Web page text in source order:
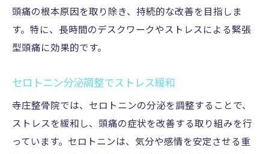
整骨院での頭痛改善の具体例を紹介
寺庄整骨院の治療で頭痛を根本から改善
偏頭痛を整骨院で治療する理由
整骨院の治療で慢性頭痛に挑む
血流改善で頭痛を解消する整骨院
整骨院での筋緊張緩和の効果を紹介
頭痛の根本原因を取り除き、持続的な改善を目指しま
す。特に、長時間のデスクワークやストレスによる緊張
型頭痛に効果的です。
セロトニン分泌調整でストレス緩和
寺庄整骨院では、セロトニンの分泌を調整することで、
ストレスを緩和し、頭痛の症状を改善する取り組みを行
っています。セロトニンは、気分や感情を安定させる重